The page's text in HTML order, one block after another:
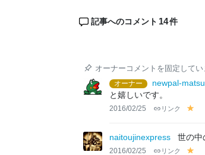
記事へのコメント 14件
オーナーコメントを固定してい
オーナー newpal-matsu
と嬉しいです。
2016/02/25 リンク
lo
w
naitoujinexpress 世の中
2016/02/25 リンク